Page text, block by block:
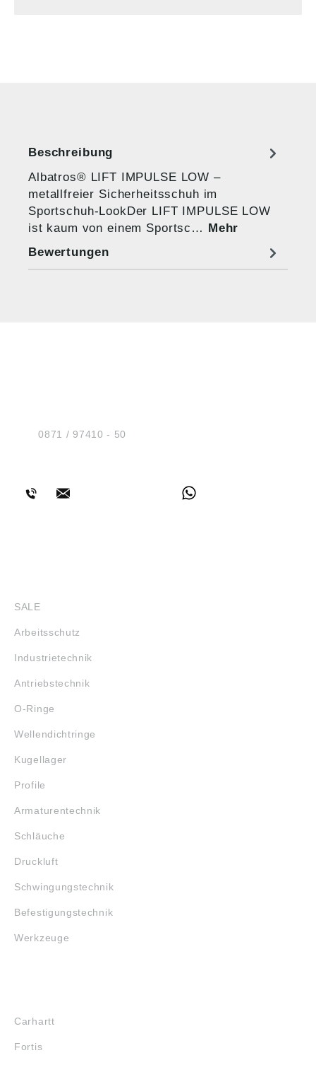
Beschreibung
Albatros® LIFT IMPULSE LOW –
metallfreier Sicherheitsschuh im
Sportschuh-LookDer LIFT IMPULSE LOW
ist kaum von einem Sportsc… Mehr
Bewertungen
Tel.:0871 / 97410 - 50
SALE
Arbeitsschutz
Industrietechnik
Antriebstechnik
O-Ringe
Wellendichtringe
Kugellager
Profile
Armaturentechnik
Schläuche
Druckluft
Schwingungstechnik
Befestigungstechnik
Werkzeuge
Carhartt
Fortis